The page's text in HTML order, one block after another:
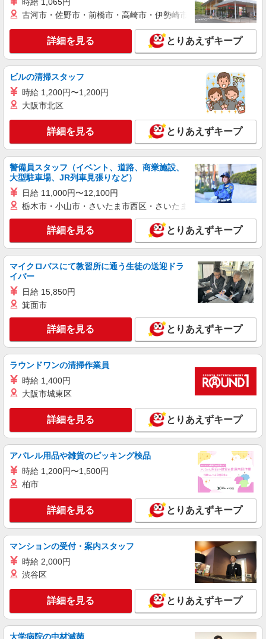
株式会社パソナ・東京キャリアセンター/KT600117529901
一般事務
月給361500円 ★交通費規定に基づき交通費支
給
東京都渋谷区（渋谷駅）
キープ 詳細を見る
株式会社パソナ・東京キャリアセンター/KT600116368103
時給1800円 ★交通費規定に基づき交通費支給
東京都渋谷区（新宿駅）
キープ 詳細を見る
株式会社パソナ・東京キャリアセンター/KT600117572101
一般事務/営業事務/データ入力
月給291600円 ★交通費規定に基づき交通費支
キープ 詳細を見る
派遣社員
株式会社パソナ・東京キャリアセンター/KT6001178181
一般事務/OA事務
月給264300円 ★交通費規定に基づき交通費支
東京都渋谷区（恵比寿駅）
キープ 詳細を見る
株式会社パソナ・東京キャリアセンター/KT6001178652
月給281000円 ★交通費規定に基づき交通費支
給
東京都渋谷区（渋谷駅）
キープ 詳細を見る
株式会社ネットセーブ
ソフトウェア開発会社での労務事務
▼時給1800円〜2200円 【月収例】 《未経験
者》 28万8000円＋残業代 （＝1800円×8時間×20
古河市・佐野市・前橋市・高崎市・伊勢崎市・太田市・館林市
詳細を見る とりあえずキープ
ビルの清掃スタッフ
時給 1,200円〜1,200円
大阪市北区
詳細を見る とりあえずキープ
警備員スタッフ（イベント、道路、商業施設、
大型駐車場、JR列車見張りなど）
日給 11,000円〜12,100円
栃木市・小山市・さいたま市西区・さいたま市岩槻区・久喜市・
詳細を見る とりあえずキープ
マイクロバスにて教習所に通う生徒の送迎ドラ
イバー
日給 15,850円
箕面市
詳細を見る とりあえずキープ
ラウンドワンの清掃作業員
時給 1,400円
大阪市城東区
詳細を見る とりあえずキープ
アパレル用品や雑貨のピッキング検品
時給 1,200円〜1,500円
柏市
詳細を見る とりあえずキープ
マンションの受付・案内スタッフ
時給 2,000円
渋谷区
詳細を見る とりあえずキープ
大学病院の中材滅菌